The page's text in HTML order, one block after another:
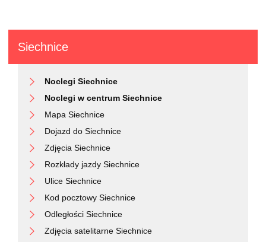
Siechnice
Noclegi Siechnice
Noclegi w centrum Siechnice
Mapa Siechnice
Dojazd do Siechnice
Zdjęcia Siechnice
Rozkłady jazdy Siechnice
Ulice Siechnice
Kod pocztowy Siechnice
Odległości Siechnice
Zdjęcia satelitarne Siechnice